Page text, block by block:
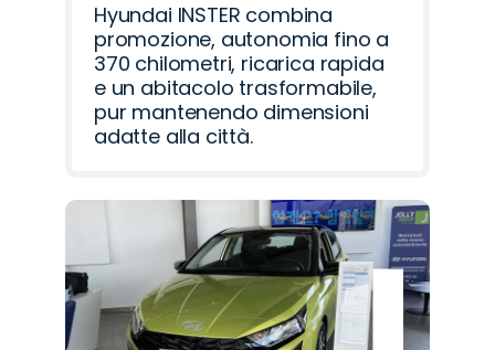
Hyundai INSTER combina
promozione, autonomia fino a
370 chilometri, ricarica rapida
e un abitacolo trasformabile,
pur mantenendo dimensioni
adatte alla città.